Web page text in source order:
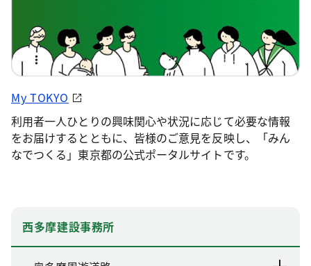
My TOKYO
利用者一人ひとりの興味関心や状況に応じて必要な情報
をお届けするとともに、皆様のご意見を反映し、「みん
なでつくる」東京都の公式ポータルサイトです。
西多摩建設事務所